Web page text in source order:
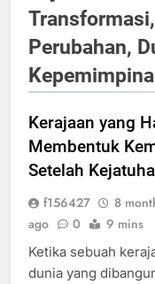
Perubahan,
Kerajaan yang
Membentuk
Setelah
f156427
8
ago
0 9 mins
Ketika sebuah
dunia yang